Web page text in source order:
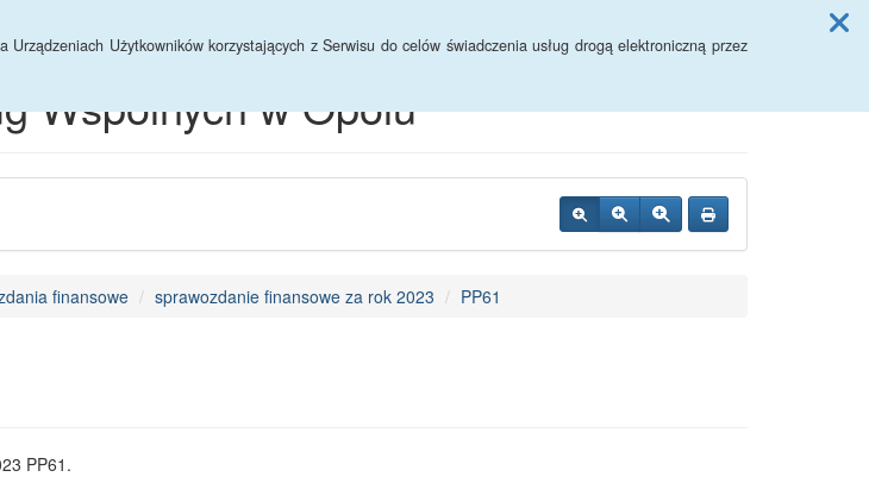
Użytkowników korzystających z Serwisu do celów świadczenia usług drogą elektroniczną przez
Wspólnych w Opolu
finansowe sprawozdanie finansowe za rok 2023 PP61
PP61.